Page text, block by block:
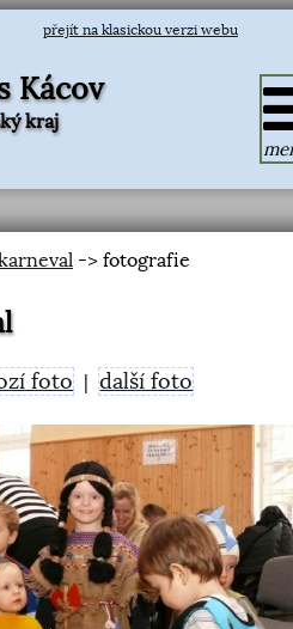
přejít na klasickou verzi webu
Kácov
kraj
-> fotografie
foto |další foto